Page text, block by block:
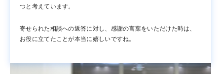
つと考えています。
寄せられた相談への返答に対し、感謝の言葉をいただけた時は、
お役に立てたことが本当に嬉しいですね。